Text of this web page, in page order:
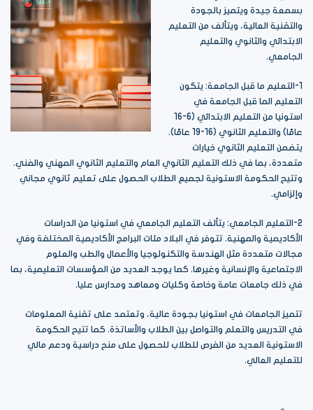
بسمعة جيدة ويتميز بالجودة
والتقنية العالية، ويتألف من التعليم
الابتدائي والثانوي والتعليم
الجامعي.
1-التعليم ما قبل الجامعة: يتكون
التعليم الما قبل الجامعة في
استونيا من التعليم الابتدائي (6-16
عامًا) والتعليم الثانوي (16-19 عامًا).
يتضمن التعليم الثانوي خيارات
متعددة، بما في ذلك التعليم الثانوي العام والتعليم الثانوي المهني والفني.
وتتيح الحكومة الاستونية لجميع الطلاب الحصول على تعليم ثانوي مجاني
وإلزامي.
2-التعليم الجامعي: يتألف التعليم الجامعي في استونيا من الدراسات
الأكاديمية والمهنية. تتوفر في البلاد مئات البرامج الأكاديمية المختلفة وفي
مجالات متعددة مثل الهندسة والتكنولوجيا والأعمال والطب والعلوم
الاجتماعية والإنسانية وغيرها. كما يوجد العديد من المؤسسات التعليمية، بما
في ذلك جامعات عامة وخاصة وكليات ومعاهد ومدارس عليا.
تتميز الجامعات في استونيا بجودة عالية، وتعتمد على تقنية المعلومات
في التدريس والتعلم والتواصل بين الطلاب والأساتذة. كما تتيح الحكومة
الاستونية العديد من الفرص للطلاب للحصول على منح دراسية ودعم مالي
للتعليم العالي.